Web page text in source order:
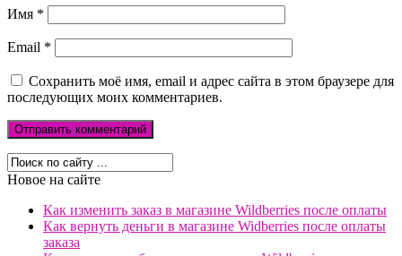
Имя *
Email *
Сохранить моё имя, email и адрес сайта в этом браузере для
последующих моих комментариев.
Новое на сайте
Как изменить заказ в магазине Wildberries после оплаты
Как вернуть деньги в магазине Widberries после оплаты
заказа